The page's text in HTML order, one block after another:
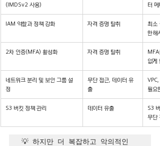
(IMDSv2 사용)
터
IAM 역할과 정책 강화 자격 증명 탈취
최소
한해
2차 인증(MFA) 활성화 자격 증명 탈취
MFA
없게
네트워크 분리 및 보안 그룹 설
정
무단 접근, 데이터 유
출
필요
S3 버킷 정책 관리 데이터 유출
S3
무단
💡 하지만 더 복잡하고 악의적인